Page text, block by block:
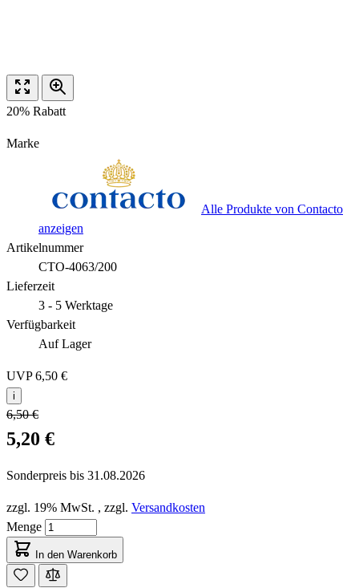
20% Rabatt
Marke
Alle Produkte von Contacto
anzeigen
Artikelnummer
CTO-4063/200
Lieferzeit
3 - 5 Werktage
Verfügbarkeit
Auf Lager
UVP6,50 €
i
6,50 €
5,20 €
Sonderpreis bis 31.08.2026
zzgl. 19% MwSt. , zzgl. Versandkosten
Menge
In den Warenkorb